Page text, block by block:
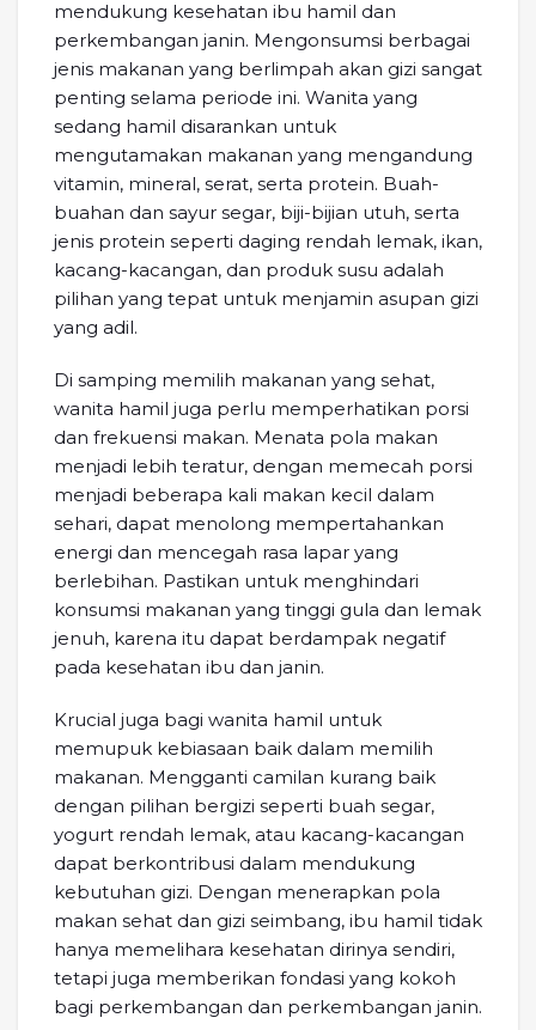
mendukung kesehatan ibu hamil dan
perkembangan janin. Mengonsumsi berbagai
jenis makanan yang berlimpah akan gizi sangat
penting selama periode ini. Wanita yang
sedang hamil disarankan untuk
mengutamakan makanan yang mengandung
vitamin, mineral, serat, serta protein. Buah-
buahan dan sayur segar, biji-bijian utuh, serta
jenis protein seperti daging rendah lemak, ikan,
kacang-kacangan, dan produk susu adalah
pilihan yang tepat untuk menjamin asupan gizi
yang adil.
Di samping memilih makanan yang sehat,
wanita hamil juga perlu memperhatikan porsi
dan frekuensi makan. Menata pola makan
menjadi lebih teratur, dengan memecah porsi
menjadi beberapa kali makan kecil dalam
sehari, dapat menolong mempertahankan
energi dan mencegah rasa lapar yang
berlebihan. Pastikan untuk menghindari
konsumsi makanan yang tinggi gula dan lemak
jenuh, karena itu dapat berdampak negatif
pada kesehatan ibu dan janin.
Krucial juga bagi wanita hamil untuk
memupuk kebiasaan baik dalam memilih
makanan. Mengganti camilan kurang baik
dengan pilihan bergizi seperti buah segar,
yogurt rendah lemak, atau kacang-kacangan
dapat berkontribusi dalam mendukung
kebutuhan gizi. Dengan menerapkan pola
makan sehat dan gizi seimbang, ibu hamil tidak
hanya memelihara kesehatan dirinya sendiri,
tetapi juga memberikan fondasi yang kokoh
bagi perkembangan dan perkembangan janin.